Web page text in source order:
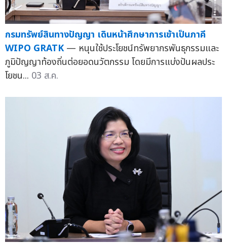
กรมทรัพย์สินทางปัญญา เดินหน้าศึกษาการเข้าเป็นภาคี
WIPO GRATK — หนุนใช้ประโยชน์ทรัพยากรพันธุกรรมและ
ภูมิปัญญาท้องถิ่นต่อยอดนวัตกรรม โดยมีการแบ่งปันผลประ
โยชน... 03 ส.ค.